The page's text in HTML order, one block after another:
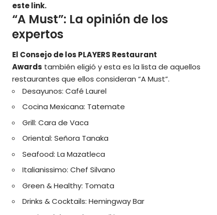
este link.
“A Must”: La opinión de los
expertos
El Consejo de los PLAYERS Restaurant
Awards también eligió y esta es la lista de aquellos
restaurantes que ellos consideran “A Must”.
Desayunos: Café Laurel
Cocina Mexicana: Tatemate
Grill: Cara de Vaca
Oriental: Señora Tanaka
Seafood: La Mazatleca
Italianissimo: Chef Silvano
Green & Healthy: Tomata
Drinks & Cocktails: Hemingway Bar